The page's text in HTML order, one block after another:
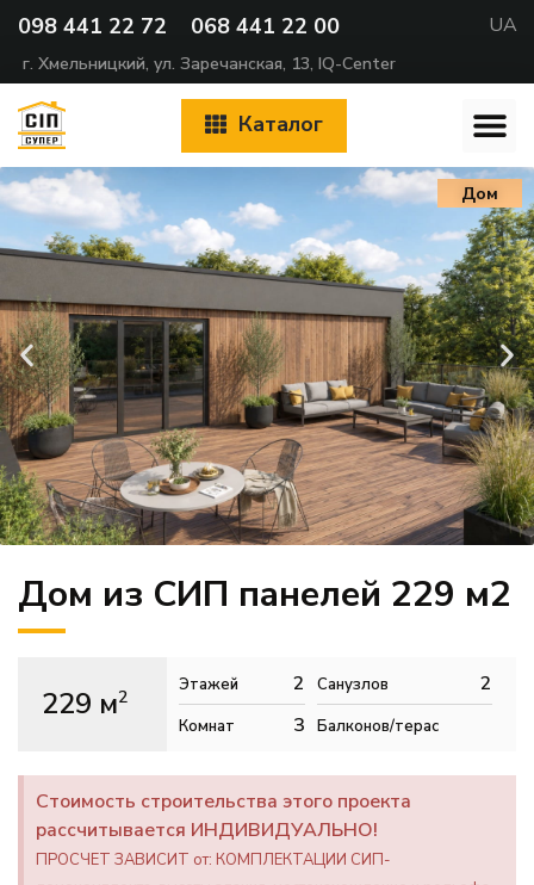
г. Хмельницкий, ул. Заречанская, 13, IQ-Center
098 441 22 72 068 441 22 00 UA
Каталог
Дом
Дом из СИП панелей 229 м2
229 м2
Этажей 2
Комнат 3
Санузлов 2
Балконов/терас
Стоимость строительства этого проекта
рассчитывается ИНДИВИДУАЛЬНО!
ПРОСЧЕТ ЗАВИСИТ от: КОМПЛЕКТАЦИИ СИП-